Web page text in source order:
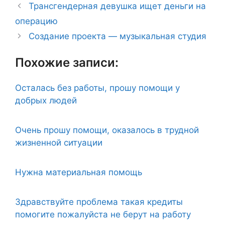
Трансгендерная девушка ищет деньги на
операцию
Создание проекта — музыкальная студия
Похожие записи:
Осталась без работы, прошу помощи у
добрых людей
Очень прошу помощи, оказалось в трудной
жизненной ситуации
Нужна материальная помощь
Здравствуйте проблема такая кредиты
помогите пожалуйста не берут на работу